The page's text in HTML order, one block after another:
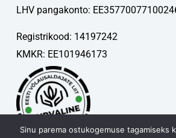
LHV pangakonto:
Registrikood: 14197242
KMKR: EE101946173
Sinu parema ostukogemuse tagamiseks